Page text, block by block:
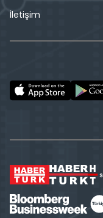
İletişim